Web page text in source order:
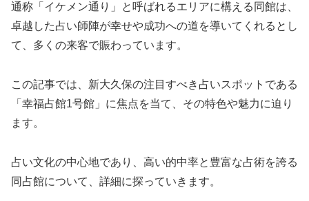
通称「イケメン通り」と呼ばれるエリアに構える同館は、
卓越した占い師陣が幸せや成功への道を導いてくれるとし
て、多くの来客で賑わっています。
この記事では、新大久保の注目すべき占いスポットである
「幸福占館1号館」に焦点を当て、その特色や魅力に迫り
ます。
占い文化の中心地であり、高い的中率と豊富な占術を誇る
同占館について、詳細に探っていきます。